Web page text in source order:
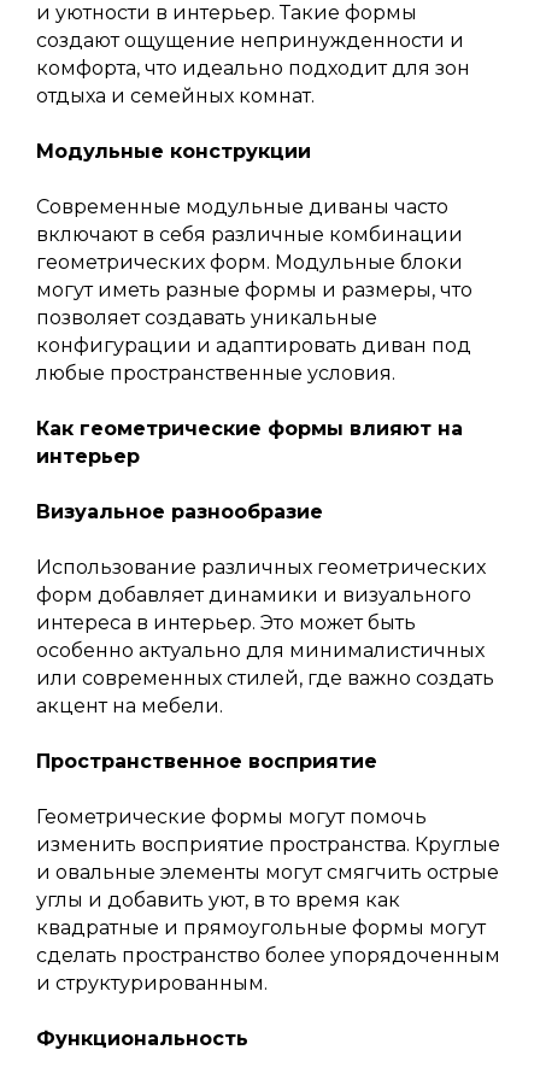
и уютности в интерьер. Такие формы
создают ощущение непринужденности и
комфорта, что идеально подходит для зон
отдыха и семейных комнат.
Модульные конструкции
Современные модульные диваны часто
включают в себя различные комбинации
геометрических форм. Модульные блоки
могут иметь разные формы и размеры, что
позволяет создавать уникальные
конфигурации и адаптировать диван под
любые пространственные условия.
Как геометрические формы влияют на
интерьер
Визуальное разнообразие
Использование различных геометрических
форм добавляет динамики и визуального
интереса в интерьер. Это может быть
особенно актуально для минималистичных
или современных стилей, где важно создать
акцент на мебели.
Пространственное восприятие
Геометрические формы могут помочь
изменить восприятие пространства. Круглые
и овальные элементы могут смягчить острые
углы и добавить уют, в то время как
квадратные и прямоугольные формы могут
сделать пространство более упорядоченным
и структурированным.
Функциональность